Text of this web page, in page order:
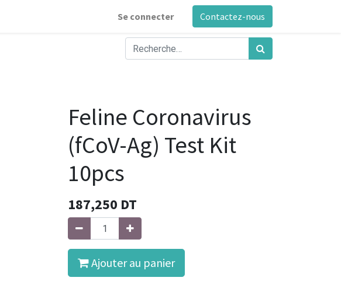
Se connecter Contactez-nous
Feline Coronavirus
(fCoV-Ag) Test Kit
10pcs
187,250 DT
Ajouter au panier